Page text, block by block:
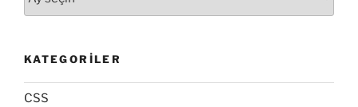
KATEGORILER
CSS